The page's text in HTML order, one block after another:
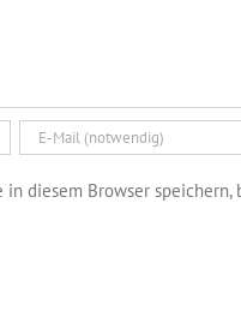
in diesem Browser